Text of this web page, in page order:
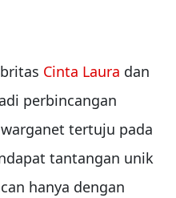
Cinta Laura dan
perbincangan
tertuju pada
tantangan unik
hanya dengan